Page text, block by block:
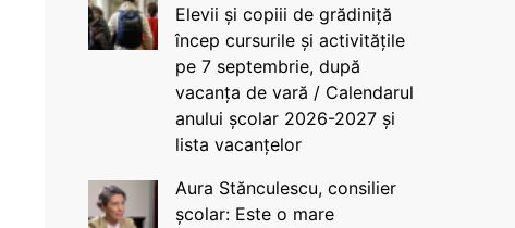
Elevii și copiii de grădiniță
încep cursurile și activitățile
pe 7 septembrie, după
vacanța de vară / Calendarul
anului școlar 2026-2027 și
lista vacanțelor
Aura Stănculescu, consilier
școlar: Este o mare